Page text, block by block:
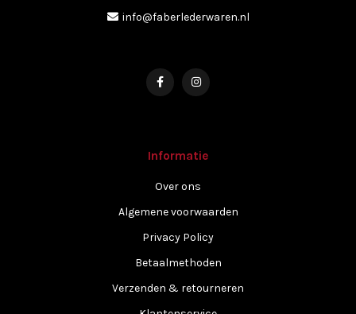
info@faberlederwaren.nl
Informatie
Over ons
Algemene voorwaarden
Privacy Policy
Betaalmethoden
Verzenden & retourneren